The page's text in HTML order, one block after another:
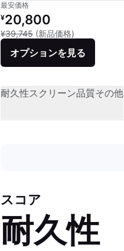
最安価格
リファービッシュ品の価格：
¥20,800
¥39,745 (新品価格)
オプションを見る
耐久性スクリーン品質その他
スコア
耐久性